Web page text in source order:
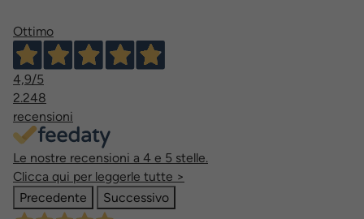
Ottimo
4,9/5
2.248
recensioni
Le nostre recensioni a 4 e 5 stelle.
Clicca qui per leggerle tutte >
Precedente
Successivo